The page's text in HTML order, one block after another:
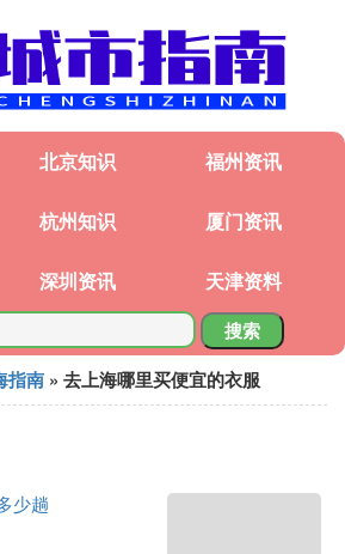
北京知识 福州资讯
杭州知识 厦门资讯
深圳资讯 天津资料
搜索
指南 » 去上海哪里买便宜的衣服
少趟